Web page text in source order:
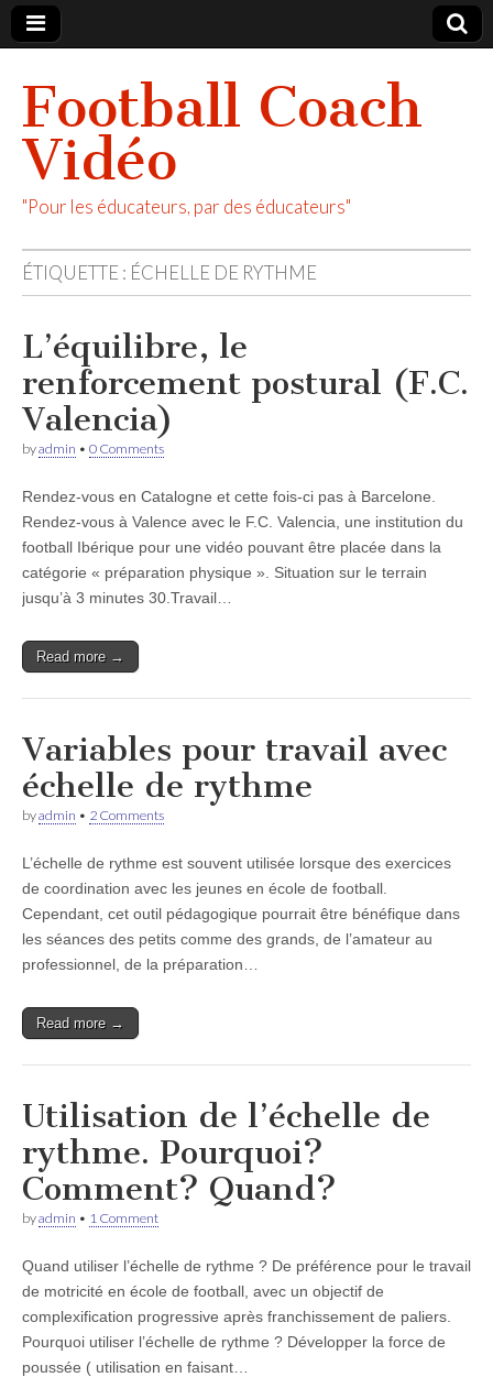
Football Coach
Vidéo
"Pour les éducateurs, par des éducateurs"
ÉTIQUETTE : ÉCHELLE DE RYTHME
L’équilibre, le
renforcement postural (F.C.
Valencia)
byadmin • 0 Comments
Rendez-vous en Catalogne et cette fois-ci pas à Barcelone.
Rendez-vous à Valence avec le F.C. Valencia, une institution du
football Ibérique pour une vidéo pouvant être placée dans la
catégorie « préparation physique ». Situation sur le terrain
jusqu’à 3 minutes 30.Travail…
Read more →
Variables pour travail avec
échelle de rythme
byadmin • 2 Comments
L’échelle de rythme est souvent utilisée lorsque des exercices
de coordination avec les jeunes en école de football.
Cependant, cet outil pédagogique pourrait être bénéfique dans
les séances des petits comme des grands, de l’amateur au
professionnel, de la préparation…
Read more →
Utilisation de l’échelle de
rythme. Pourquoi?
Comment? Quand?
byadmin • 1 Comment
Quand utiliser l’échelle de rythme ? De préférence pour le travail
de motricité en école de football, avec un objectif de
complexification progressive après franchissement de paliers.
Pourquoi utiliser l’échelle de rythme ? Développer la force de
poussée ( utilisation en faisant…